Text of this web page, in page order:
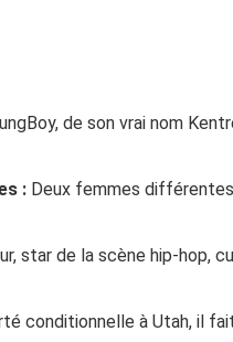
de son vrai nom
: Deux femmes
star de la scène hip-hop,
conditionnelle à Utah, il